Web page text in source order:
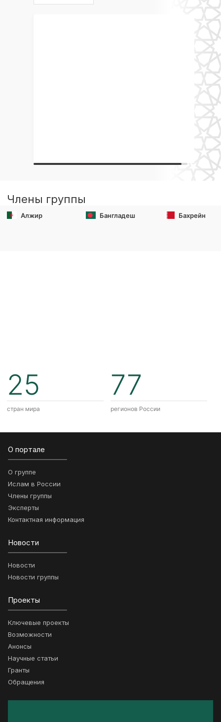
Члены группы
Алжир Бангладеш Бахрейн
25
стран мира
77
регионов России
О портале
О группе
Ислам в России
Члены группы
Эксперты
Контактная информация
Новости
Новости
Новости группы
Проекты
Ключевые проекты
Возможности
Анонсы
Научные статьи
Гранты
Обращения